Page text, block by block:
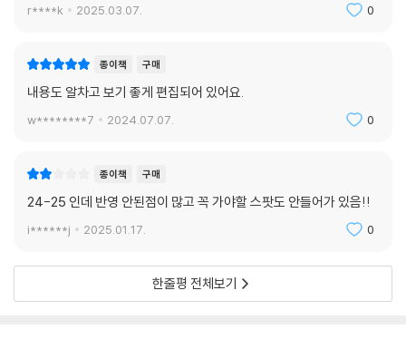
았다. QR 코드 스캔 한 번이면 구글 지도로 바로 연동되어 그 지역의 스폿
들을 한눈에 살펴볼 수 있다. 책 한 권도 들고 다니기 부담된다면 《리얼 뉴
질랜드》 모바일 지도와 함께 가볍지만 든든한 정보로 실전 여행을 대비해
r****k 2025.03.07. 0
종이책 구매
내용도 알차고 보기 좋게 편집되어 있어요.
w********7 2024.07.07. 0
종이책 구매
24-25 인데 반영 안된점이 많고 꼭 가야할 스팟도 안들어가 있음!!
i******j 2025.01.17. 0
한줄평 전체보기